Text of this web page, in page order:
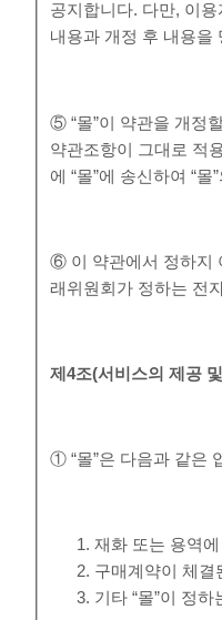
공지합니다. 다만, 이
내용과 개정 후 내용을
⑤ “몰”이 약관을 개정
약관조항이 그대로 적
에 “몰”에 송신하여 “
⑥ 이 약관에서 정하지
래위원회가 정하는 전
제4조(서비스의 제공
① “몰”은 다음과 같은
재화 또는 용역
구매계약이 체결
기타 “몰”이 정하